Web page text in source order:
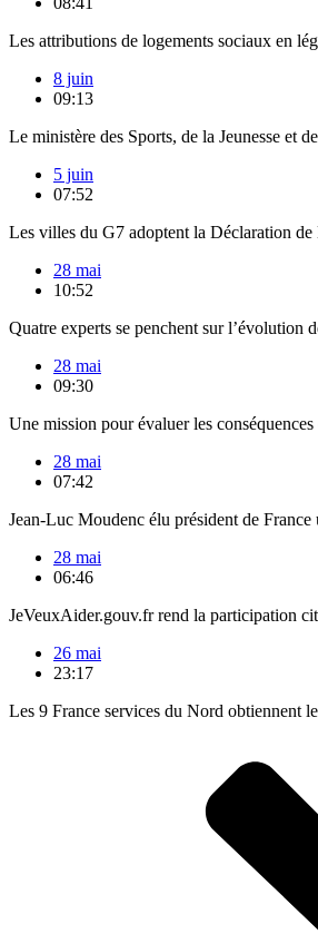
Les attributions de logements sociaux en
8 juin
09:13
Le ministère des Sports, de la Jeunesse et
5 juin
07:52
Les villes du G7 adoptent la Déclaration de
28 mai
10:52
Quatre experts se penchent sur l’évolution
28 mai
09:30
Une mission pour évaluer les conséquences
28 mai
07:42
Jean-Luc Moudenc élu président de France
28 mai
06:46
JeVeuxAider.gouv.fr rend la participation
26 mai
23:17
Les 9 France services du Nord obtiennent